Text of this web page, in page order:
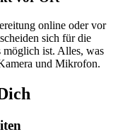
online oder vor
sich für die
möglich ist. Alles, was
und Mikrofon.